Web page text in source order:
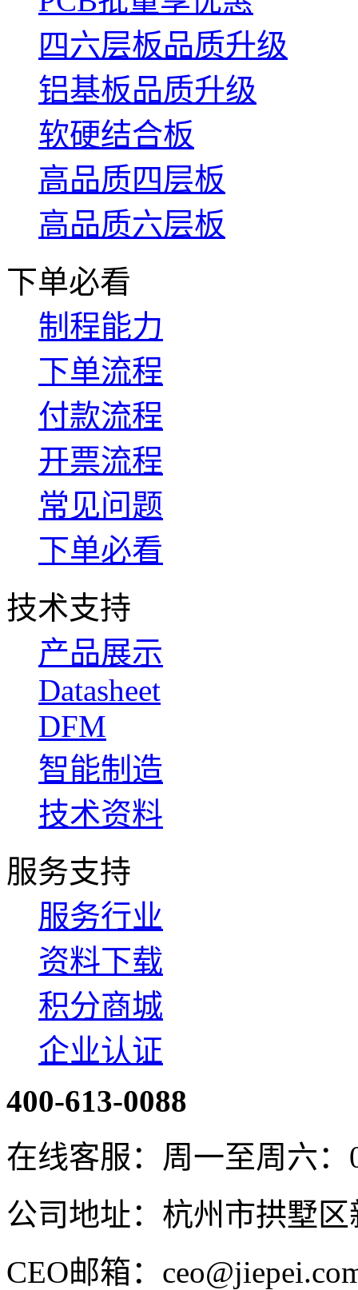
四六层板品质升级
铝基板品质升级
软硬结合板
高品质四层板
高品质六层板
下单必看
制程能力
下单流程
付款流程
开票流程
常见问题
下单必看
技术支持
产品展示
Datasheet
DFM
智能制造
技术资料
服务支持
服务行业
资料下载
积分商城
企业认证
400-613-0088
在线客服：周一至周六：
公司地址：杭州市拱墅
CEO邮箱：